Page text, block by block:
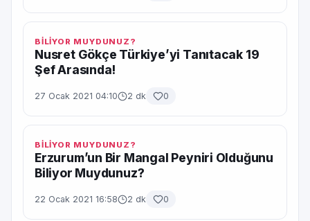
BİLİYOR MUYDUNUZ?
Nusret Gökçe Türkiye’yi Tanıtacak 19
Şef Arasında!
27 Ocak 2021 04:10 2 dk 0
BİLİYOR MUYDUNUZ?
Erzurum’un Bir Mangal Peyniri Olduğunu
Biliyor Muydunuz?
22 Ocak 2021 16:58 2 dk 0